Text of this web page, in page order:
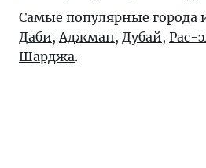
Самые популярные города
Даби, Аджман, Дубай, Рас-
Шарджа.